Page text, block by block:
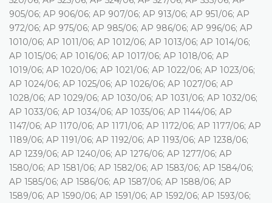
905/06; AP 906/06; AP 907/06; AP 913/06; AP 951/06; AP
972/06; AP 975/06; AP 985/06; AP 986/06; AP 996/06; AP
1010/06; AP 1011/06; AP 1012/06; AP 1013/06; AP 1014/06;
AP 1015/06; AP 1016/06; AP 1017/06; AP 1018/06; AP
1019/06; AP 1020/06; AP 1021/06; AP 1022/06; AP 1023/06;
AP 1024/06; AP 1025/06; AP 1026/06; AP 1027/06; AP
1028/06; AP 1029/06; AP 1030/06; AP 1031/06; AP 1032/06;
AP 1033/06; AP 1034/06; AP 1035/06; AP 1144/06; AP
1147/06; AP 1170/06; AP 1171/06; AP 1172/06; AP 1177/06; AP
1189/06; AP 1191/06; AP 1192/06; AP 1193/06; AP 1238/06;
AP 1239/06; AP 1240/06; AP 1276/06; AP 1277/06; AP
1580/06; AP 1581/06; AP 1582/06; AP 1583/06; AP 1584/06;
AP 1585/06; AP 1586/06; AP 1587/06; AP 1588/06; AP
1589/06; AP 1590/06; AP 1591/06; AP 1592/06; AP 1593/06;